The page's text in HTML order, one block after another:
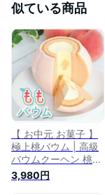
似ている商品
【 お中元 お菓子 】
極上桃バウム | 高級
バウムクーヘン 桃
モモ お菓子 おもし
ろ スイーツギフト
3,980円